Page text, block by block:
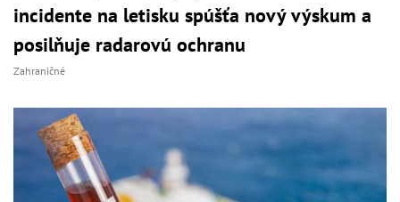
incidente na letisku spúšťa nový výskum a
posilňuje radarovú ochranu
Zahraničné